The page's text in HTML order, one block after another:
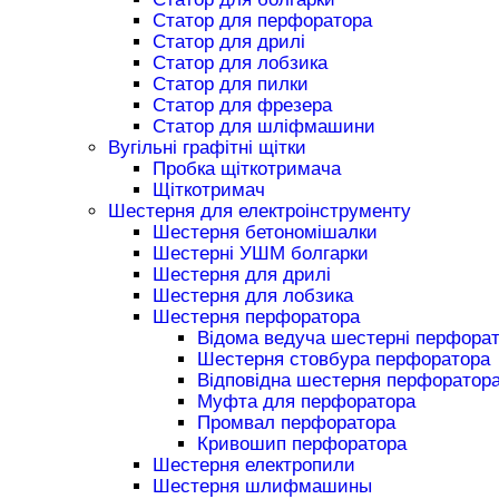
Статор для перфоратора
Статор для дрилі
Статор для лобзика
Статор для пилки
Статор для фрезера
Статор для шліфмашини
Вугільні графітні щітки
Пробка щіткотримача
Щіткотримач
Шестерня для електроінструменту
Шестерня бетономішалки
Шестерні УШМ болгарки
Шестерня для дрилі
Шестерня для лобзика
Шестерня перфоратора
Відома ведуча шестерні
Шестерня стовбура перфоратора
Відповідна шестерня
Муфта для перфоратора
Промвал перфоратора
Кривошип перфоратора
Шестерня електропили
Шестерня шлифмашины